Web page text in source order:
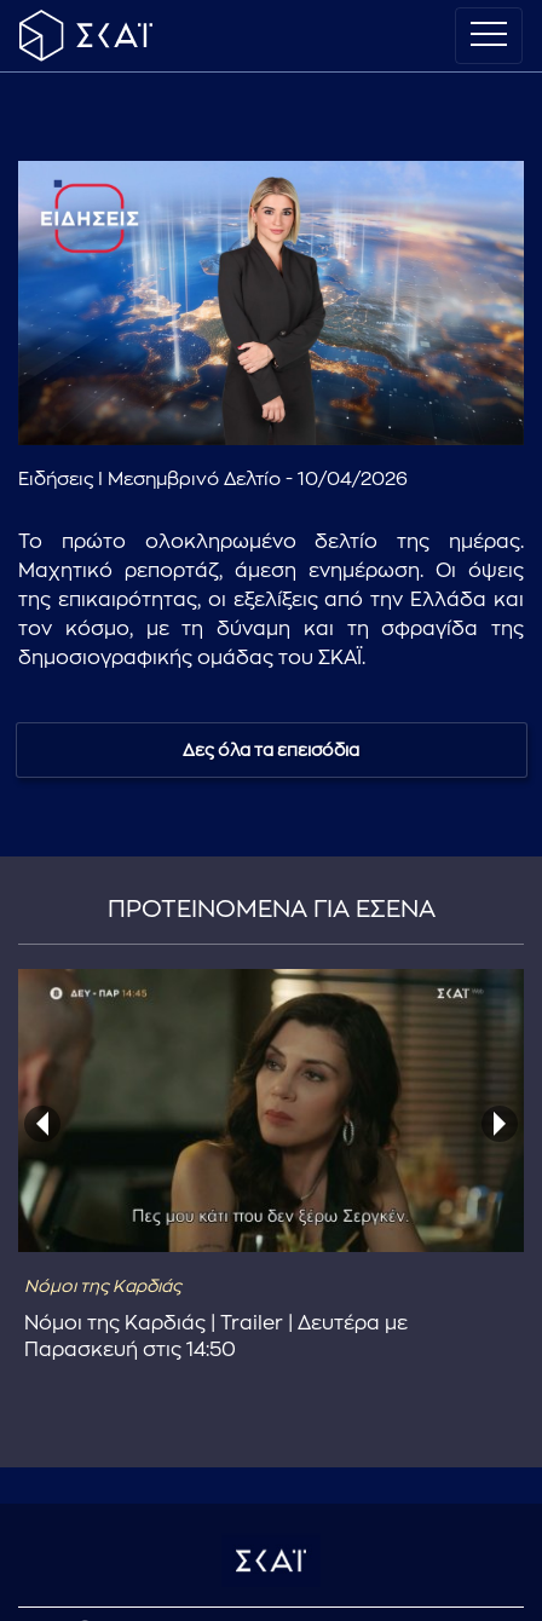
...πληκτρολογήστε κείμενο προς αναζήτηση
Ειδήσεις I Μεσημβρινό Δελτίο - 10/04/2026
Το πρώτο ολοκληρωμένο δελτίο της ημέρας.
Μαχητικό ρεπορτάζ, άμεση ενημέρωση. Οι όψεις
της επικαιρότητας, οι εξελίξεις από την Ελλάδα και
τον κόσμο, με τη δύναμη και τη σφραγίδα της
δημοσιογραφικής ομάδας του ΣΚΑΪ.
Δες όλα τα επεισόδια
ΠΡΟΤΕΙΝΟΜΕΝΑ ΓΙΑ ΕΣΕΝΑ
Νόμοι της Καρδιάς
Νόμοι της Καρδιάς | Trailer | Δευτέρα με
Παρασκευή στις 14:50